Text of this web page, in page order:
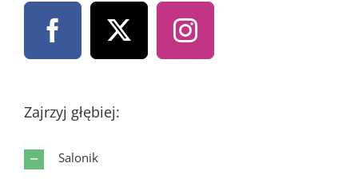
Zajrzyj głębiej:
Salonik